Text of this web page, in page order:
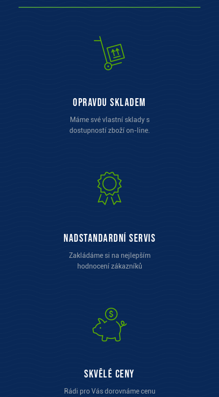
opravdu skladem
Máme své vlastní sklady s
dostupností zboží on-line.
Nadstandardní servis
Zakládáme si na nejlepším
hodnocení zákazníků
Skvělé ceny
Rádi pro Vás dorovnáme cenu